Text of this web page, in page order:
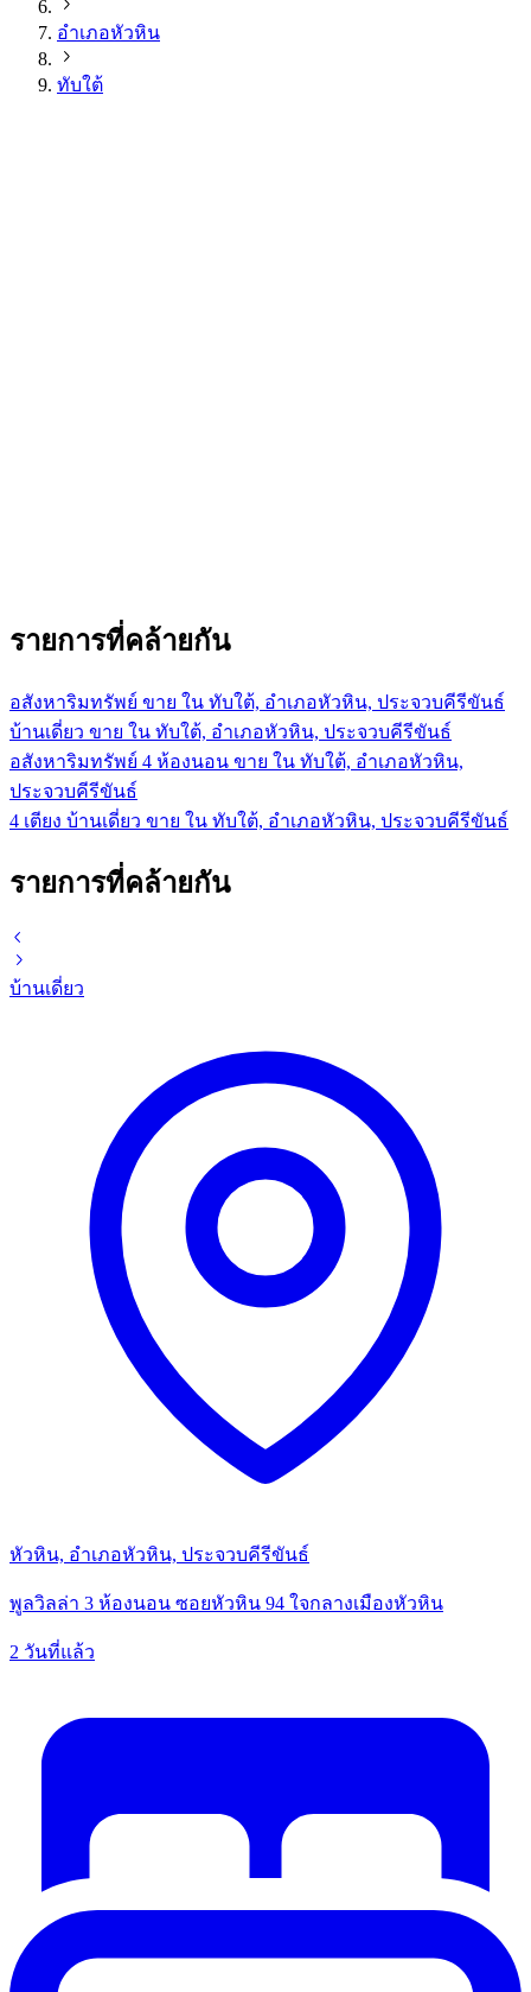
อำเภอหัวหิน
ทับใต้
รายการที่คล้ายกัน
อสังหาริมทรัพย์ ขาย ใน ทับใต้, อำเภอหัวหิน, ประจวบคีรีขันธ์
บ้านเดี่ยว ขาย ใน ทับใต้, อำเภอหัวหิน, ประจวบคีรีขันธ์
อสังหาริมทรัพย์ 4 ห้องนอน ขาย ใน ทับใต้, อำเภอหัวหิน,
ประจวบคีรีขันธ์
4 เตียง บ้านเดี่ยว ขาย ใน ทับใต้, อำเภอหัวหิน, ประจวบคีรีขันธ์
รายการที่คล้ายกัน
บ้านเดี่ยว
หัวหิน, อำเภอหัวหิน, ประจวบคีรีขันธ์
พูลวิลล่า 3 ห้องนอน ซอยหัวหิน 94 ใจกลางเมืองหัวหิน
2 วันที่แล้ว